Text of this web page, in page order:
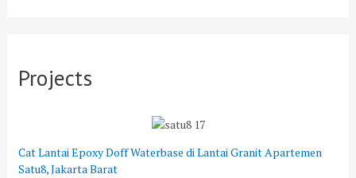
Projects
Cat Lantai Epoxy Doff Waterbase di Lantai Granit Apartemen
Satu8, Jakarta Barat